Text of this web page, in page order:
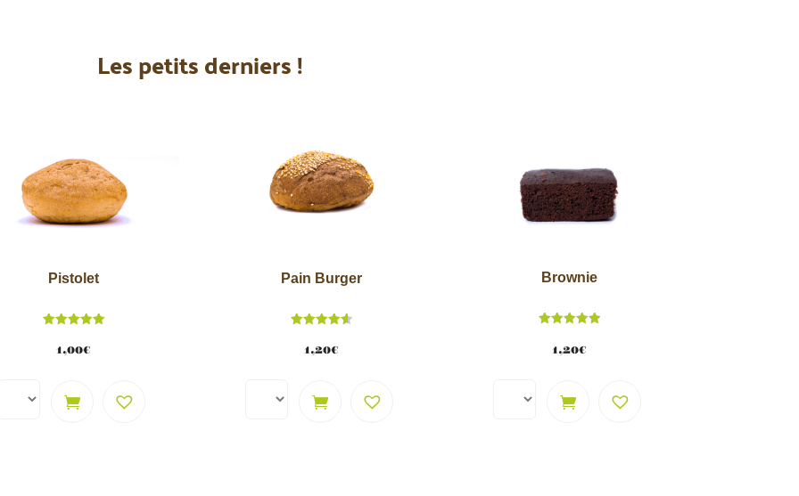
Les petits derniers !
Pistolet
5.00
sur 5
1,00€
Pain Burger
4.62
sur 5
1,20€
Brownie
5.00
sur 5
1,20€